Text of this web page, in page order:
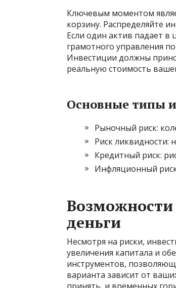
Ключевым моментом
корзину. Распределяйте
Если один актив падает в
грамотного управления
Инвестиции должны
реальную стоимость
Основные типы
Рыночный риск:
Риск ликвидности:
Кредитный риск:
Инфляционный
Возможности
деньги
Несмотря на риски,
увеличения капитала и
инструментов,
варианта зависит от